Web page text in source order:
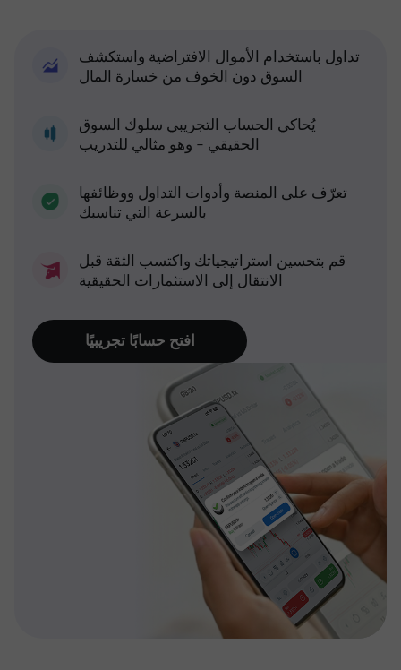
تداول باستخدام الأموال الافتراضية واستكشف
السوق دون الخوف من خسارة المال
يُحاكي الحساب التجريبي سلوك السوق
الحقيقي - وهو مثالي للتدريب
تعرّف على المنصة وأدوات التداول ووظائفها
بالسرعة التي تناسبك
قم بتحسين استراتيجياتك واكتسب الثقة قبل
الانتقال إلى الاستثمارات الحقيقية
افتح حسابًا تجريبيًا